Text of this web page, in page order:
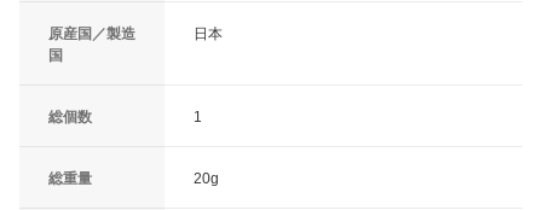
原産国／製造
国
日本
総個数 1
総重量 20g